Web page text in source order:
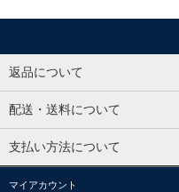
返品について
配送・送料について
支払い方法について
マイアカウント